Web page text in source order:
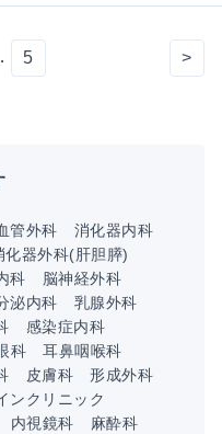
5 >
管外科
消化器内科
化器外科(肝胆膵)
科
脳神経外科
泌内科
乳腺外科
感染症内科
科
耳鼻咽喉科
皮膚科
形成外科
ンクリニック
内視鏡科
麻酔科